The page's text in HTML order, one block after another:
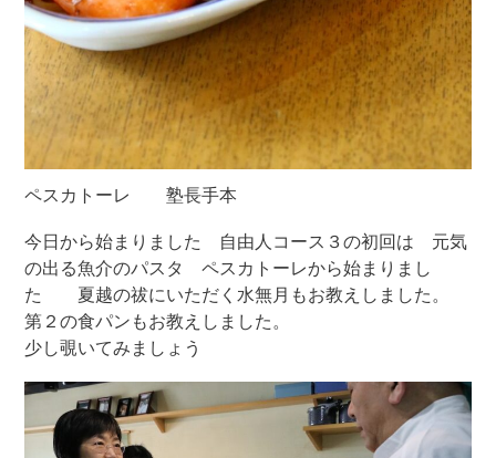
ペスカトーレ 塾長手本
今日から始まりました 自由人コース３の初回は 元気
の出る魚介のパスタ ペスカトーレから始まりまし
た 夏越の祓にいただく水無月もお教えしました。
第２の食パンもお教えしました。
少し覗いてみましょう